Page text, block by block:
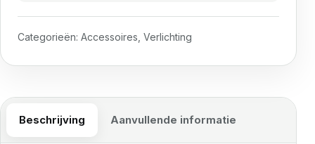
Categorieën: Accessoires, Verlichting
Beschrijving Aanvullende informatie